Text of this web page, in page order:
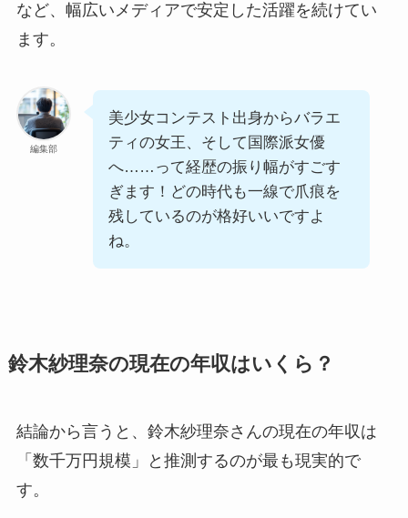
など、幅広いメディアで安定した活躍を続けてい
ます。
編集部
美少女コンテスト出身からバラエ
ティの女王、そして国際派女優
へ……って経歴の振り幅がすごす
ぎます！どの時代も一線で爪痕を
残しているのが格好いいですよ
ね。
鈴木紗理奈の現在の年収はいくら？
結論から言うと、鈴木紗理奈さんの現在の年収は
「数千万円規模」と推測するのが最も現実的で
す。